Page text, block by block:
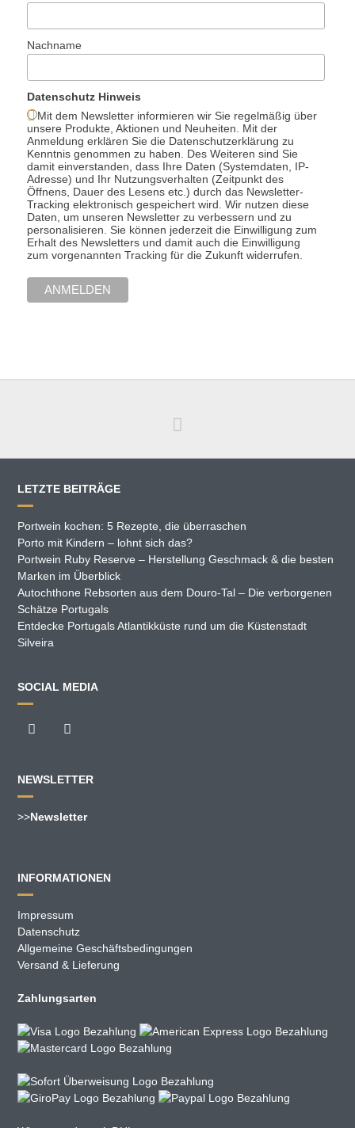
Nachname
Datenschutz Hinweis
Mit dem Newsletter informieren wir Sie regelmäßig über
unsere Produkte, Aktionen und Neuheiten. Mit der
Anmeldung erklären Sie die Datenschutzerklärung zu
Kenntnis genommen zu haben. Des Weiteren sind Sie
damit einverstanden, dass Ihre Daten (Systemdaten, IP-
Adresse) und Ihr Nutzungsverhalten (Zeitpunkt des
Öffnens, Dauer des Lesens etc.) durch das Newsletter-
Tracking elektronisch gespeichert wird. Wir nutzen diese
Daten, um unseren Newsletter zu verbessern und zu
personalisieren. Sie können jederzeit die Einwilligung zum
Erhalt des Newsletters und damit auch die Einwilligung
zum vorgenannten Tracking für die Zukunft widerrufen.
LETZTE BEITRÄGE
Portwein kochen: 5 Rezepte, die überraschen
Porto mit Kindern – lohnt sich das?
Portwein Ruby Reserve – Herstellung Geschmack & die besten
Marken im Überblick
Autochthone Rebsorten aus dem Douro-Tal – Die verborgenen
Schätze Portugals
Entdecke Portugals Atlantikküste rund um die Küstenstadt
Silveira
SOCIAL MEDIA
NEWSLETTER
>>Newsletter
INFORMATIONEN
Impressum
Datenschutz
Allgemeine Geschäftsbedingungen
Versand & Lieferung
Zahlungsarten